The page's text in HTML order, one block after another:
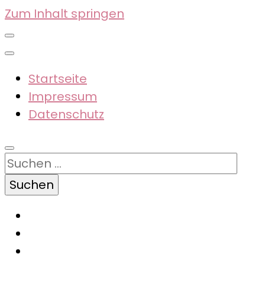
Zum Inhalt springen
Startseite
Impressum
Datenschutz
Suchen
nach: